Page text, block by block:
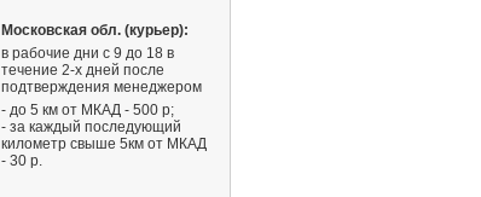
Московская обл. (курьер):
в рабочие дни с 9 до 18 в
течение 2-х дней после
подтверждения менеджером
- до 5 км от МКАД - 500 р;
- за каждый последующий
километр свыше 5км от МКАД
- 30 р.